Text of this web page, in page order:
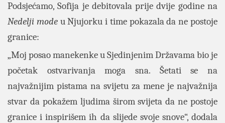
Podsjećamo, Sofija je debitovala prije dvije godine na
Nedelji modeu Njujorku i time pokazala da ne postoje
granice:
„Moj posao manekenke u Sjedinjenim Državama bio je
početak ostvarivanja moga sna. Šetati se na
najvažnijim pistama na svijetu za mene je najvažnija
stvar da pokažem ljudima širom svijeta da ne postoje
granice i inspirišem ih da slijede svoje snove“, dodala